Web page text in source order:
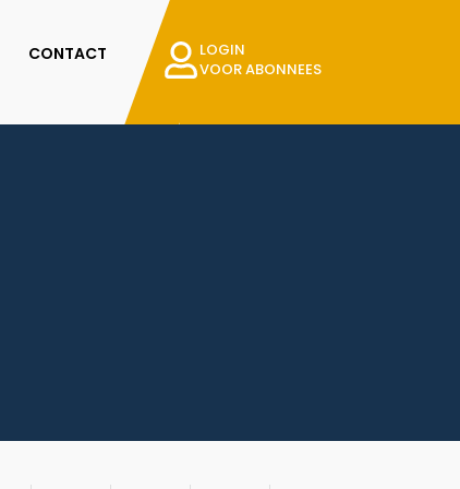
CONTACT
LOGIN
VOOR ABONNEES